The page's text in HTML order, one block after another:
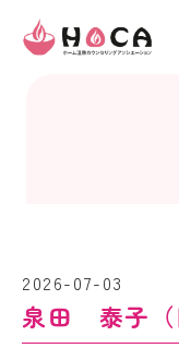
2026-07-03
泉田 泰子（